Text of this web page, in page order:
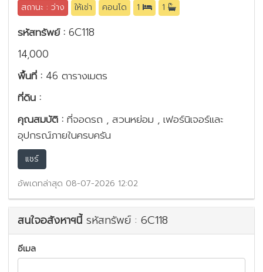
สถานะ : ว่าง ให้เช่า คอนโด 1 1
รหัสทรัพย์ : 6C118
14,000
พื้นที่ : 46 ตารางเมตร
ที่ดิน :
คุณสมบัติ : ที่จอดรถ , สวนหย่อม , เฟอร์นิเจอร์และ
อุปกรณ์ภายในครบครัน
แชร์
อัพเดทล่าสุด 08-07-2026 12:02
สนใจอสังหาฯนี้รหัสทรัพย์ : 6C118
อีเมล